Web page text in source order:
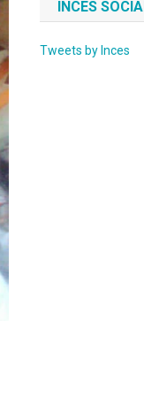
INCES
Tweets by Inces